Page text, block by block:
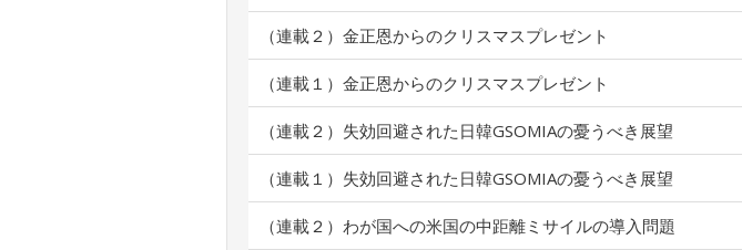
（連載２）金正恩からのクリスマスプレゼント
（連載１）金正恩からのクリスマスプレゼント
（連載２）失効回避された日韓GSOMIAの憂うべき展望
（連載１）失効回避された日韓GSOMIAの憂うべき展望
（連載２）わが国への米国の中距離ミサイルの導入問題